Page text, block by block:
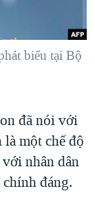
CUỘC'
biểu tại Bộ
đã nói với
một chế độ
nhân dân
đáng.